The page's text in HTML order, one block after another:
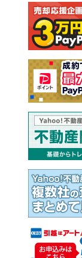
注文住宅
売却査定